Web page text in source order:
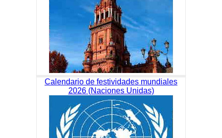
Calendario de festividades mundiales
2026 (Naciones Unidas)